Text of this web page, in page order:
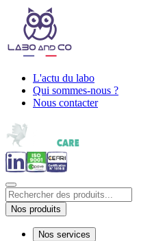
L'actu du labo
Qui sommes-nous ?
Nous contacter
Nos produits
Nos services